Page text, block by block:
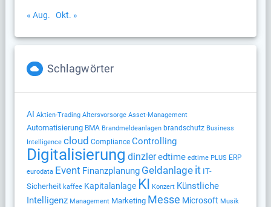
« Aug. Okt. »
Schlagwörter
AI Aktien-Trading Altersvorsorge Asset-Management
Automatisierung BMA Brandmeldeanlagen brandschutz Business
Intelligence cloud Compliance Controlling
Digitalisierung dinzleredtime edtime PLUS ERP
eurodata Event Finanzplanung Geldanlage it IT-
Sicherheit kaffee Kapitalanlage KI Konzert Künstliche
Intelligenz Management Marketing Messe Microsoft Musik